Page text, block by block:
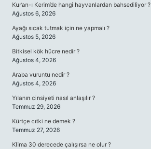
Kur’an-ı Kerim’de hangi hayvanlardan bahsediliyor ?
Ağustos 6, 2026
Ayağı sıcak tutmak için ne yapmalı ?
Ağustos 5, 2026
Bitkisel kök hücre nedir ?
Ağustos 4, 2026
Araba vuruntu nedir ?
Ağustos 4, 2026
Yılanın cinsiyeti nasıl anlaşılır ?
Temmuz 29, 2026
Kürtçe cıtki ne demek ?
Temmuz 27, 2026
Klima 30 derecede çalışırsa ne olur ?